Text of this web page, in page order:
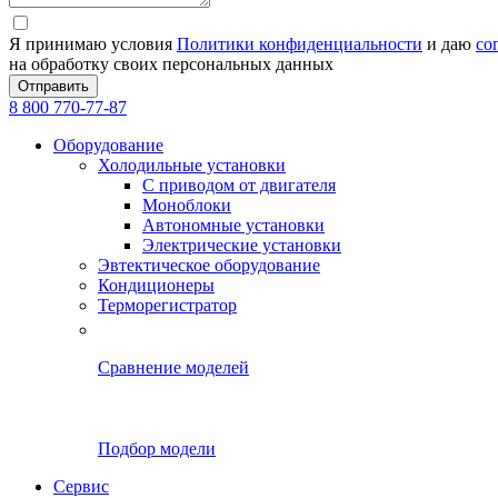
Я принимаю условия Политики конфиденциальности и даю
на обработку своих персональных данных
Отправить
8 800 770-77-87
Оборудование
Холодильные установки
С приводом от двигателя
Моноблоки
Автономные установки
Электрические установки
Эвтектическое оборудование
Кондиционеры
Терморегистратор
Сравнение моделей
Подбор модели
Сервис